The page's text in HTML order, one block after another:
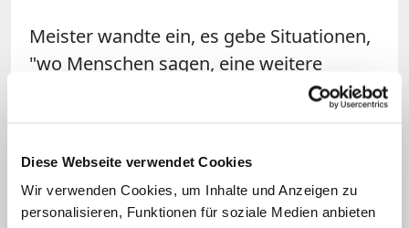
Diese Webseite verwendet Cookies
Wir verwenden Cookies, um Inhalte und Anzeigen zu
personalisieren, Funktionen für soziale Medien anbieten
Meister wandte ein, es gebe Situationen,
"wo Menschen sagen, eine weitere
medizinische Intervention will ich nicht
des Sterbenden müsse von Ärzten,
Angehörigen, Pflegenden und